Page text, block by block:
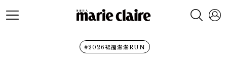
#2026裙襬澎澎RUN